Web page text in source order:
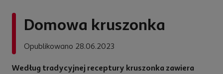
Domowa kruszonka
Opublikowano 28.06.2023
Według tradycyjnej receptury kruszonka zawiera